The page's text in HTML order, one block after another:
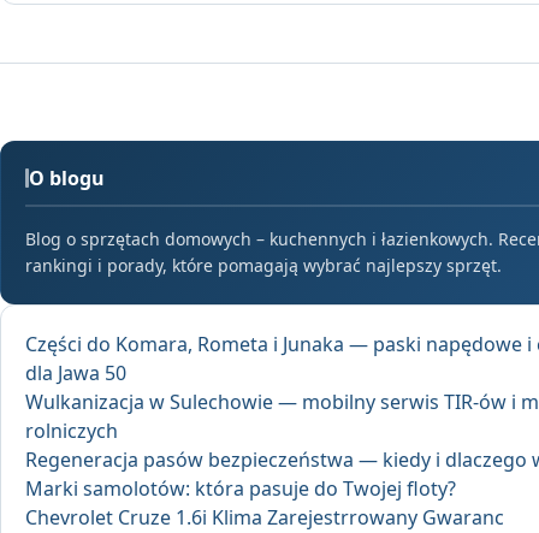
O blogu
Blog o sprzętach domowych – kuchennych i łazienkowych.
rankingi i porady, które pomagają wybrać najlepszy sprzęt.
Części do Komara, Rometa i Junaka — paski napędowe i
dla Jawa 50
Wulkanizacja w Sulechowie — mobilny serwis TIR-ów i
rolniczych
Regeneracja pasów bezpieczeństwa — kiedy i dlaczego
Marki samolotów: która pasuje do Twojej floty?
Chevrolet Cruze 1.6i Klima Zarejestrrowany Gwaranc